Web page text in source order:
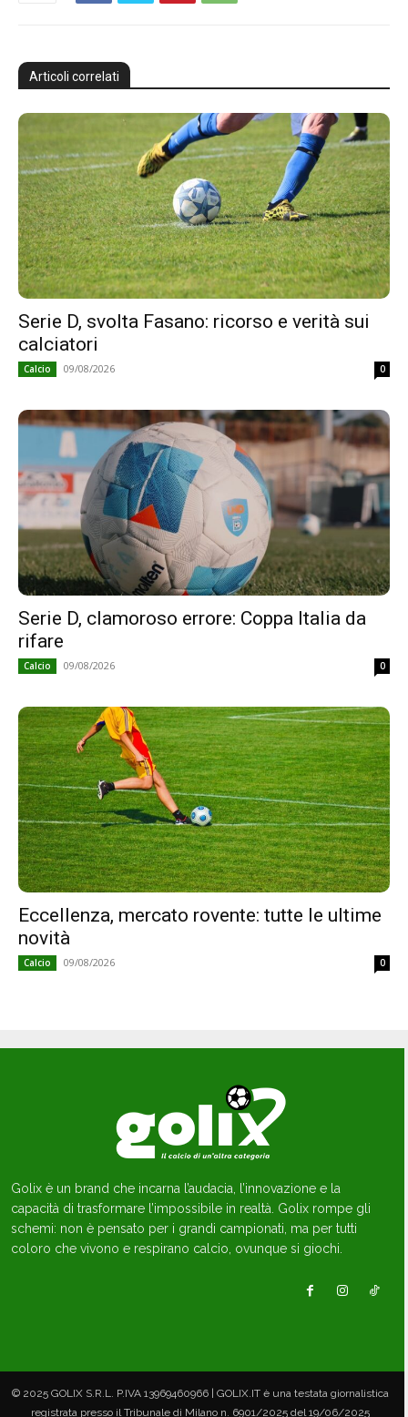
Articoli correlati
Serie D, svolta Fasano: ricorso e verità sui
calciatori
Calcio 09/08/2026 0
Serie D, clamoroso errore: Coppa Italia da
rifare
Calcio 09/08/2026 0
Eccellenza, mercato rovente: tutte le ultime
novità
Calcio 09/08/2026 0
Golix è un brand che incarna l’audacia, l’innovazione e la
capacità di trasformare l’impossibile in realtà. Golix rompe gli
schemi: non è pensato per i grandi campionati, ma per tutti
coloro che vivono e respirano calcio, ovunque si giochi.
© 2025 GOLIX S.R.L. P.IVA 13969460966 | GOLIX.IT è una testata giornalistica
registrata presso il Tribunale di Milano n. 6901/2025 del 19/06/2025